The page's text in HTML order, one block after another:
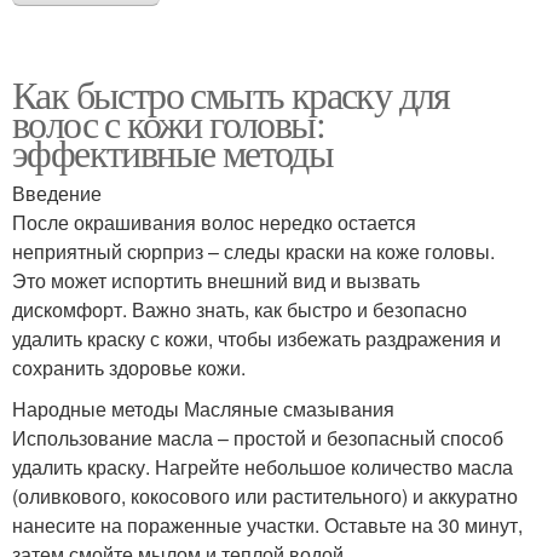
Как быстро смыть краску для
волос с кожи головы:
эффективные методы
Введение
После окрашивания волос нередко остается
неприятный сюрприз – следы краски на коже головы.
Это может испортить внешний вид и вызвать
дискомфорт. Важно знать, как быстро и безопасно
удалить краску с кожи, чтобы избежать раздражения и
сохранить здоровье кожи.
Народные методы Масляные смазывания
Использование масла – простой и безопасный способ
удалить краску. Нагрейте небольшое количество масла
(оливкового, кокосового или растительного) и аккуратно
нанесите на пораженные участки. Оставьте на 30 минут,